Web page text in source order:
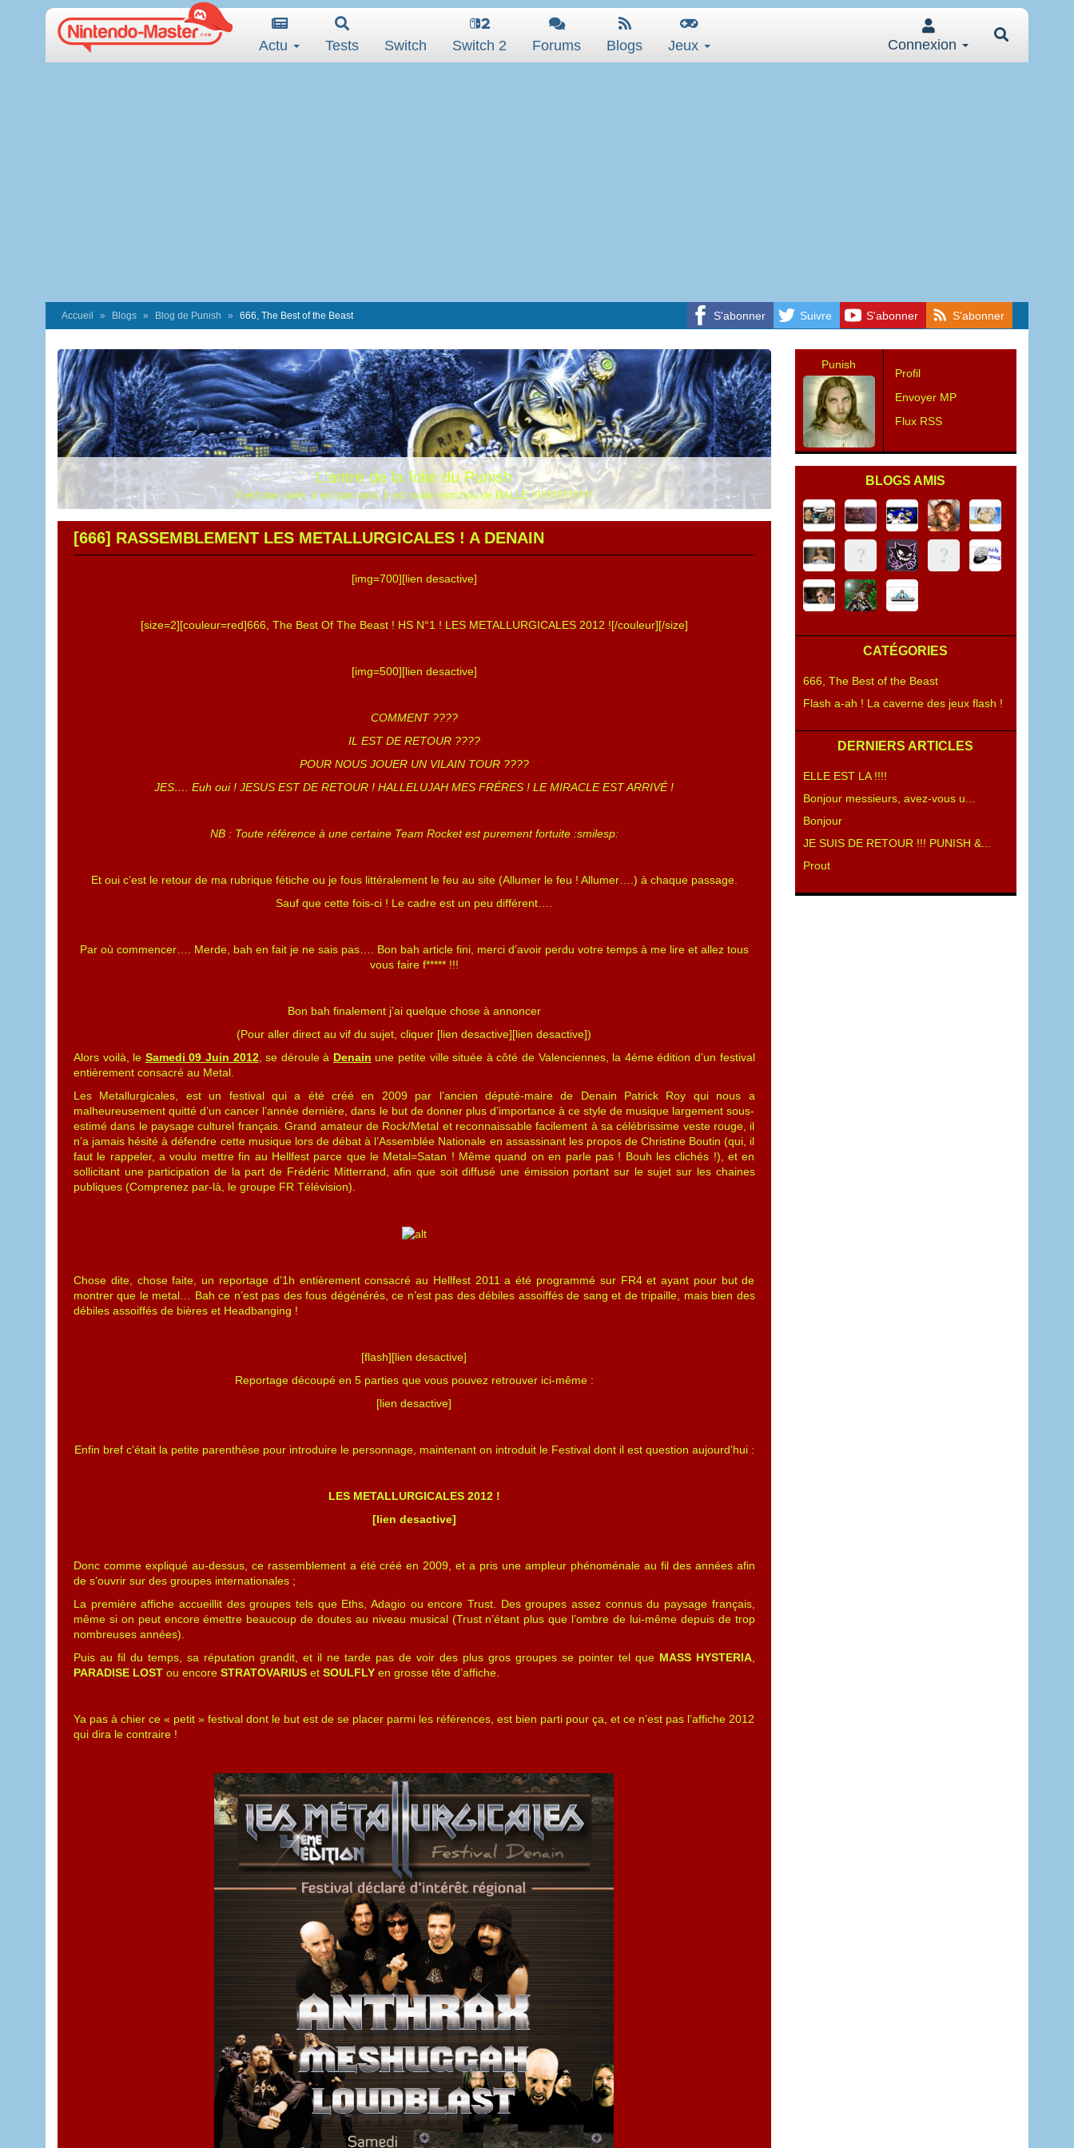
Actu Tests Switch Switch 2 Forums Blogs Jeux Connexion
S'abonner Suivre S'abonner S'abonner
Accueil Blogs Blog de Punish 666, The Best of the Beast
L'antre de la folie du Punish
Il est pas carré, il est pas rond, il est ovale mon trou de BALLE !!!!!!!!!!!!!!!!!!!
[666] RASSEMBLEMENT LES METALLURGICALES ! A DENAIN
[img=700][lien desactive]
[size=2][couleur=red]666, The Best Of The Beast ! HS N°1 ! LES METALLURGICALES 2012 ![/couleur][/size]
[img=500][lien desactive]
COMMENT ????
IL EST DE RETOUR ????
POUR NOUS JOUER UN VILAIN TOUR ????
JES…. Euh oui ! JESUS EST DE RETOUR ! HALLELUJAH MES FRÉRES ! LE MIRACLE EST ARRIVÉ !
NB : Toute référence à une certaine Team Rocket est purement fortuite :smilesp:
Et oui c’est le retour de ma rubrique fétiche ou je fous littéralement le feu au site (Allumer le feu ! Allumer….) à chaque passage.
Sauf que cette fois-ci ! Le cadre est un peu différent….
Par où commencer…. Merde, bah en fait je ne sais pas…. Bon bah article fini, merci d’avoir perdu votre temps à me lire et allez tous
vous faire f***** !!!
Bon bah finalement j’ai quelque chose à annoncer
(Pour aller direct au vif du sujet, cliquer [lien desactive][lien desactive])
Alors voilà, le Samedi 09 Juin 2012, se déroule à Denain une petite ville située à côté de Valenciennes, la 4éme édition d’un festival
entièrement consacré au Metal.
Les Metallurgicales, est un festival qui a été créé en 2009 par l’ancien député-maire de Denain Patrick Roy qui nous a
malheureusement quitté d’un cancer l’année dernière, dans le but de donner plus d’importance à ce style de musique largement sous-
estimé dans le paysage culturel français. Grand amateur de Rock/Metal et reconnaissable facilement à sa célébrissime veste rouge, il
n’a jamais hésité à défendre cette musique lors de débat à l’Assemblée Nationale en assassinant les propos de Christine Boutin (qui, il
faut le rappeler, a voulu mettre fin au Hellfest parce que le Metal=Satan ! Même quand on en parle pas ! Bouh les clichés !), et en
sollicitant une participation de la part de Frédéric Mitterrand, afin que soit diffusé une émission portant sur le sujet sur les chaines
publiques (Comprenez par-là, le groupe FR Télévision).
Chose dite, chose faite, un reportage d’1h entièrement consacré au Hellfest 2011 a été programmé sur FR4 et ayant pour but de
montrer que le metal… Bah ce n’est pas des fous dégénérés, ce n’est pas des débiles assoiffés de sang et de tripaille, mais bien des
débiles assoiffés de bières et Headbanging !
[flash][lien desactive]
Reportage découpé en 5 parties que vous pouvez retrouver ici-même :
[lien desactive]
Enfin bref c’était la petite parenthèse pour introduire le personnage, maintenant on introduit le Festival dont il est question aujourd’hui :
LES METALLURGICALES 2012 !
[lien desactive]
Donc comme expliqué au-dessus, ce rassemblement a été créé en 2009, et a pris une ampleur phénoménale au fil des années afin
de s’ouvrir sur des groupes internationales ;
La première affiche accueillit des groupes tels que Eths, Adagio ou encore Trust. Des groupes assez connus du paysage français,
même si on peut encore émettre beaucoup de doutes au niveau musical (Trust n’étant plus que l’ombre de lui-même depuis de trop
nombreuses années).
Puis au fil du temps, sa réputation grandit, et il ne tarde pas de voir des plus gros groupes se pointer tel que MASS HYSTERIA,
PARADISE LOST ou encore STRATOVARIUS et SOULFLY en grosse tête d’affiche.
Ya pas à chier ce « petit » festival dont le but est de se placer parmi les références, est bien parti pour ça, et ce n’est pas l’affiche 2012
qui dira le contraire !
Punish
Profil
Envoyer MP
Flux RSS
BLOGS AMIS
CATÉGORIES
666, The Best of the Beast
Flash a-ah ! La caverne des jeux flash !
DERNIERS ARTICLES
ELLE EST LA !!!!
Bonjour messieurs, avez-vous u...
Bonjour
JE SUIS DE RETOUR !!! PUNISH &...
Prout